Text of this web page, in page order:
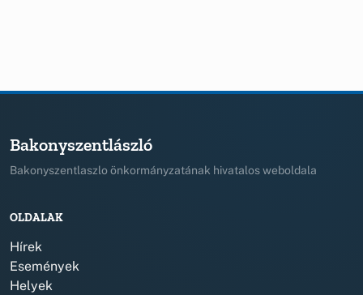
Bakonyszentlászló
Bakonyszentlaszlo önkormányzatának hivatalos weboldala
OLDALAK
Hírek
Események
Helyek